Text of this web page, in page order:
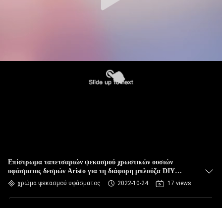
Επίστρωμα ταπετσαριών ψεκασμού χρωστικών ουσιών
υφάσματος δεσμών Aristo για τη διάφορη μπλούζα DIY
εύκολα
χρώμα ψεκασμού υφάσματος 2022-10-24 17 views